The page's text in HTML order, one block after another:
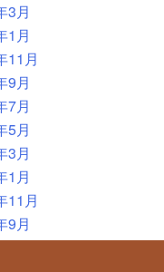
3月
1月
11月
9月
7月
5月
3月
1月
11月
9月